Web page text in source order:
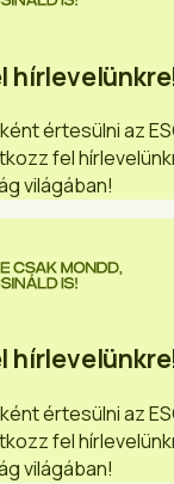
értesülni az
fel
világában!
értesülni az
fel
világában!